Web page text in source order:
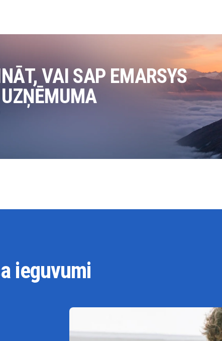
VAI SAP EMARSYS
ieguvumi